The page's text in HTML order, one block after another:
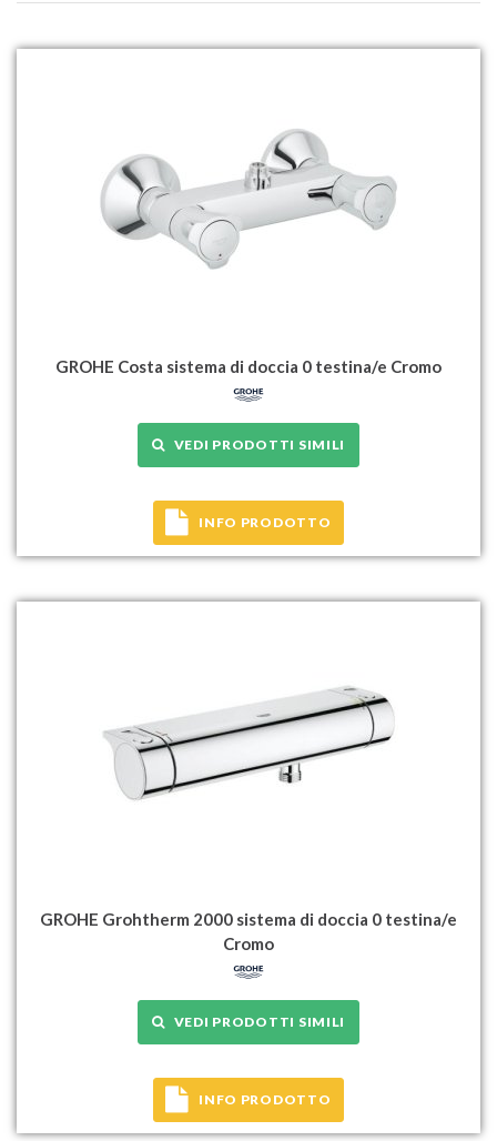
GROHE Costa sistema di doccia 0 testina/e Cromo
VEDI PRODOTTI SIMILI
INFO PRODOTTO
GROHE Grohtherm 2000 sistema di doccia 0 testina/e
Cromo
VEDI PRODOTTI SIMILI
INFO PRODOTTO